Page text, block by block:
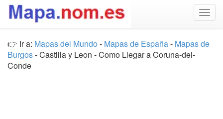
👉 Ir a: Mapas del Mundo - Mapas de España- Mapas de
Burgos- Castilla y Leon - Como Llegar a Coruna-del-
Conde